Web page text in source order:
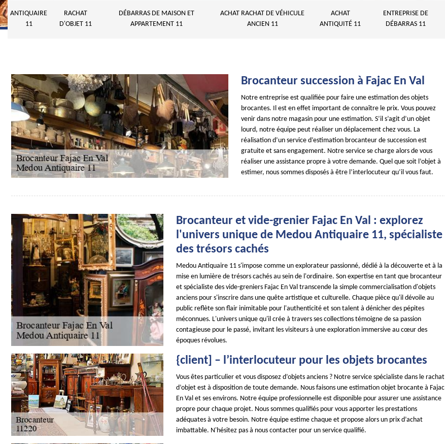
ANTIQUAIRE
11
RACHAT
D'OBJET 11
DÉBARRAS DE MAISON ET
APPARTEMENT 11
ACHAT RACHAT DE VÉHICULE
ANCIEN 11
ACHAT
ANTIQUITÉ 11
ENTREPRISE DE
DÉBARRAS 11
Brocanteur succession à Fajac En Val
Notre entreprise est qualifiée pour faire une estimation des objets
brocantes. Il est en effet important de connaître le prix. Vous pouvez
venir dans notre magasin pour une estimation. S’il s’agit d’un objet
lourd, notre équipe peut réaliser un déplacement chez vous. La
réalisation d’un service d’estimation brocanteur de succession est
gratuite et sans engagement. Notre service se charge alors de vous
réaliser une assistance propre à votre demande. Quel que soit l’objet à
estimer, nous sommes disposés à être l’interlocuteur qu’il vous faut.
Brocanteur et vide-grenier Fajac En Val : explorez
l'univers unique de Medou Antiquaire 11, spécialiste
des trésors cachés
Medou Antiquaire 11 s'impose comme un explorateur passionné, dédié à la découverte et à la
mise en lumière de trésors cachés au sein de l'ordinaire. Son expertise en tant que brocanteur
et spécialiste des vide-greniers Fajac En Val transcende la simple commercialisation d'objets
anciens pour s'inscrire dans une quête artistique et culturelle. Chaque pièce qu'il dévoile au
public reflète son flair inimitable pour l'authenticité et son talent à dénicher des pépites
méconnues. L'univers unique qu'il crée à travers ses collections témoigne de sa passion
contagieuse pour le passé, invitant les visiteurs à une exploration immersive au cœur des
époques révolues.
{client] – l’interlocuteur pour les objets brocantes
Vous êtes particulier et vous disposez d’objets anciens ? Notre service spécialiste dans le rachat
d’objet est à disposition de toute demande. Nous faisons une estimation objet brocante à Fajac
En Val et ses environs. Notre équipe professionnelle est disponible pour assurer une assistance
propre pour chaque projet. Nous sommes qualifiés pour vous apporter les prestations
adéquates à votre besoin. Notre équipe estime chaque et propose alors un prix d’achat
imbattable. N'hésitez pas à nous contacter pour un service qualifié.